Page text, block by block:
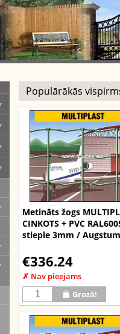
Metināts žogs
CINKOTS + PVC
stieple 3mm /
€336.24
✗ Nav pieejams
Grozā!